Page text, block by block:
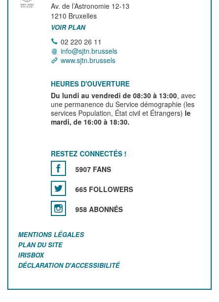
Av. de l’Astronomie 12-13
1210 Bruxelles
VOIR PLAN
02 220 26 11
info@sjtn.brussels
www.sjtn.brussels
HEURES D'OUVERTURE
Du lundi au vendredi de 08:30 à 13:00, avec
une permanence du Service démographie (les
services Population, État civil et Étrangers) le
mardi, de 16:00 à 18:30.
RESTEZ CONNECTÉS !
5907 FANS
665 FOLLOWERS
958 ABONNÉS
MENTIONS LÉGALES
PLAN DU SITE
IRISBOX
DÉCLARATION D'ACCESSIBILITÉ